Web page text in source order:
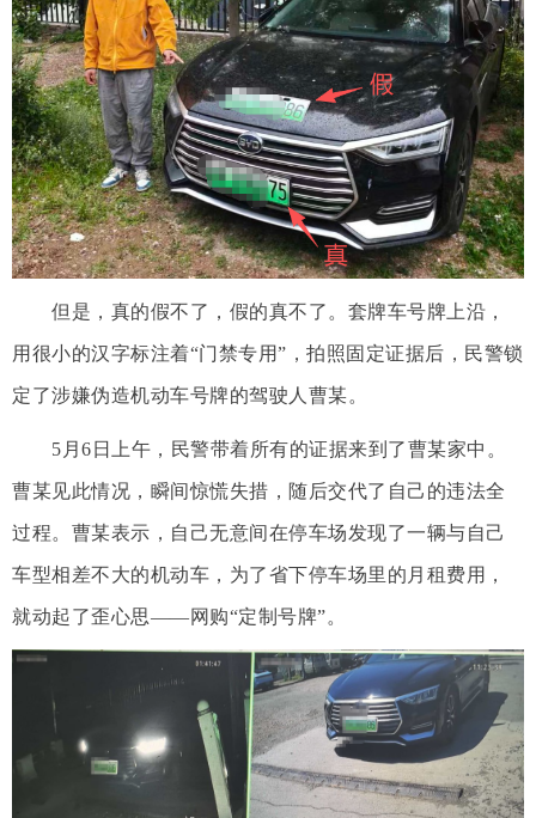
但是，真的假不了，假的真不了。套牌车号牌上沿，
用很小的汉字标注着“门禁专用”，拍照固定证据后，民警锁
定了涉嫌伪造机动车号牌的驾驶人曹某。
5月6日上午，民警带着所有的证据来到了曹某家中。
曹某见此情况，瞬间惊慌失措，随后交代了自己的违法全
过程。曹某表示，自己无意间在停车场发现了一辆与自己
车型相差不大的机动车，为了省下停车场里的月租费用，
就动起了歪心思——网购“定制号牌”。